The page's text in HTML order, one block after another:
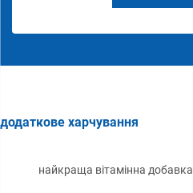
додаткове харчування
найкраща вітамінна добавка